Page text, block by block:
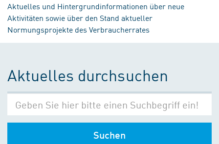
Aktuelles und Hintergrundinformationen über neue
Aktivitäten sowie über den Stand aktueller
Normungsprojekte des Verbraucherrates
Aktuelles durchsuchen
Suchen